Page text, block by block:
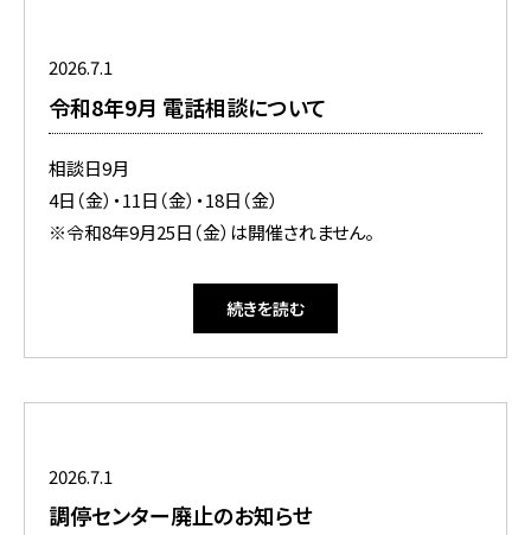
2026.7.1
令和8年9月 電話相談について
相談日9月
4日（金）・11日（金）・18日（金）
※令和8年9月25日（金）は開催されません。
続きを読む
2026.7.1
調停センター廃止のお知らせ